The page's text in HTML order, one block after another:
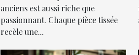
anciens est aussi riche que
passionnant. Chaque pièce tissée
recèle une...